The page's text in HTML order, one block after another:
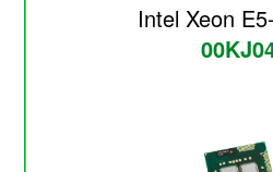
Intel Xeon